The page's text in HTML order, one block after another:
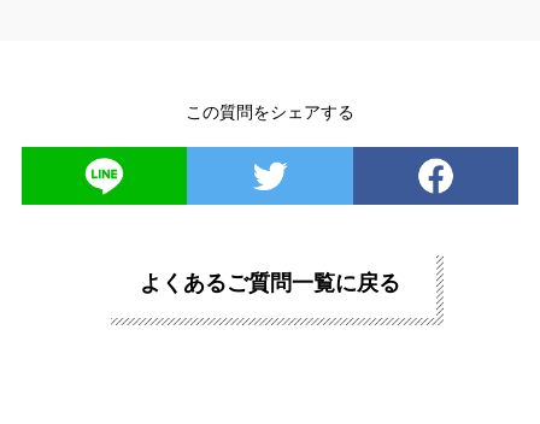
この質問をシェアする
よくあるご質問一覧に戻る